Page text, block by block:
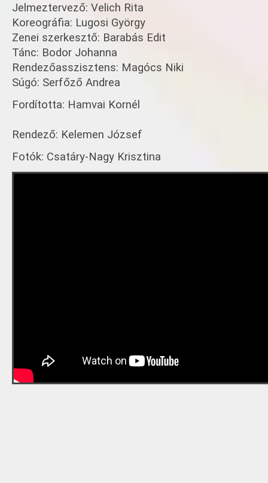
Jelmeztervező: Velich Rita
Koreográfia: Lugosi György
Zenei szerkesztő: Barabás Edit
Tánc: Bodor Johanna
Rendezőasszisztens: Magócs Niki
Súgó: Serfőző Andrea
Fordította: Hamvai Kornél
Rendező: Kelemen József
Fotók: Csatáry-Nagy Krisztina